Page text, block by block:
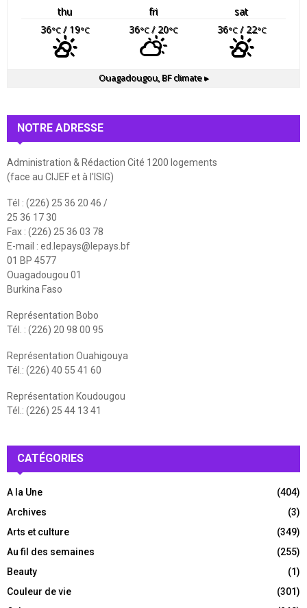
thu fri
sat
36°C/ 19°C 36°C/ 20°C 36°C/ 22°C
Ouagadougou, BFclimate ▸
NOTRE ADRESSE
Administration & Rédaction Cité 1200 logements
(face au CIJEF et à l'ISIG)
Tél : (226) 25 36 20 46 /
25 36 17 30
Fax : (226) 25 36 03 78
E-mail : ed.lepays@lepays.bf
01 BP 4577
Ouagadougou 01
Burkina Faso
Représentation Bobo
Tél. : (226) 20 98 00 95
Représentation Ouahigouya
Tél.: (226) 40 55 41 60
Représentation Koudougou
Tél.: (226) 25 44 13 41
CATÉGORIES
A la Une
(404)
Archives
(3)
Arts et culture
(349)
Au fil des semaines
(255)
Beauty
(1)
Couleur de vie
(301)